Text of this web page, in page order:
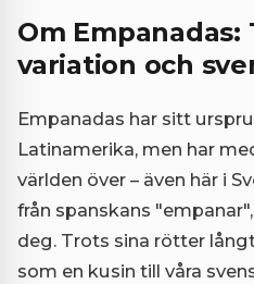
Om Empanadas:
variation och
Empanadas har sitt
Latinamerika, men har
världen över – även här i
från spanskans
deg. Trots sina rötter
som en kusin till våra